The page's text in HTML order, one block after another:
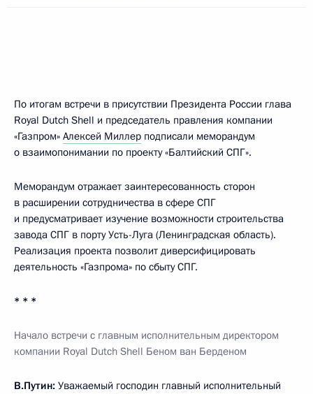
По итогам встречи в присутствии Президента России глава
Royal Dutch Shell и председатель правления компании
«Газпром» Алексей Миллер подписали меморандум
о взаимопонимании по проекту «Балтийский СПГ».
Меморандум отражает заинтересованность сторон
в расширении сотрудничества в сфере СПГ
и предусматривает изучение возможности строительства
завода СПГ в порту Усть-Луга (Ленинградская область).
Реализация проекта позволит диверсифицировать
деятельность «Газпрома» по сбыту СПГ.
* * *
Начало встречи с главным исполнительным директором
компании Royal Dutch Shell Беном ван Берденом
В.Путин: Уважаемый господин главный исполнительный